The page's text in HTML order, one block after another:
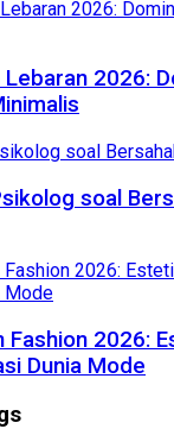
Lebaran 2026:
soal
Fashion 2026:
Dunia Mode